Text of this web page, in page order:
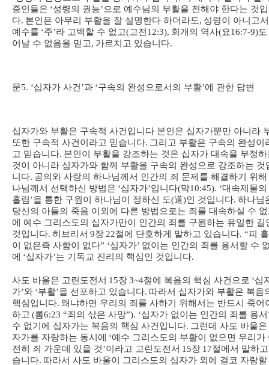
증인들은 ‘성령의 권능’으로 예수님의 부활을 전해야 한다는 것
다. 본인은 아무리 부활을 잘 설명한다 하더라도, 성령이 아니고
예수를 ‘주’라 고백할 수 없고(고전 12:3), 회개의 역사(요16:7-9)
어날 수 없음을 믿고, 가르치고 있습니다.
문5. ‘십자가 사건 ’과 ‘구속의 완성으로서의 부활’에 관한 답변
십자가와 부활은 구속적 사건입니다 본인은 십자가뿐만 아니라
또한 구속적 사건이라고 믿습니다. 그리고 부활은 구속의 완성이
고 믿습니다. 본인이 부활을 강조하는 것은 십자가 대속을 부정하
것이 아니라 십자가와 함께 부활을 구속의 완성으로 강조하는 것
니다. 공의와 사랑의 하나님께서 인간의 죄 문제를 해결하기 위해
나님께서 선택하신 방법은 ‘십자가’입니다(막10:45). ‘대속제물의
흘림’을 통한 구원이 하나님이 정하신 도(道)인 것입니다. 하나님
당신의 아들의 죽음 이외에 다른 방법으로는 죄를 대속하실 수
에 예수 그리스도의 십자가만이 인간의 죄를 구원하는 유일한 길
것입니다. 히브리서 9장 22절에 단호하게 말하고 있습니다. “피
이 없은즉 사함이 없다” ‘십자가’ 없이는 인간의 죄를 용서할 수
에 ‘십자가’는 기독교 진리의 핵심인 것입니다.
사도 바울은 고린도전서 15장3~4절에 복음의 핵심 사건으로 ‘십
가’와 ‘부활’을 선포하고 있습니다. 따라서 십자가와 부활은 복음
핵심입니다. 왜냐하면 우리의 죄를 사하기 위해서는 반드시 죽어
하고 (롬6:23 “죄의 삯은 사망”). ‘십자가 없이는 인간의 죄를 용
수 없기에 십자가는 복음의 핵심 사건입니다. 그런데 사도 바울은
자가를 자랑하는 동시에 ‘예수 그리스도의 부활이 없으면 우리가
전히 죄 가운데 있을 것’이라고 고린도전서 15장 17절에서 말하
습니다. 따라서 사도 바울이 그리스도의 십자가 외에 결코 자랑할